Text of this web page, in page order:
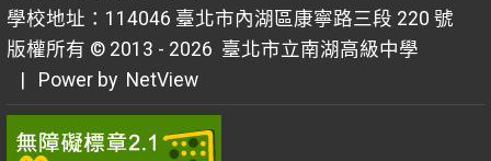
學校地址：114046 臺北市內湖區康寧路三段 220 號
版權所有 © 2013 - 2026 臺北市立南湖高級中學
| Power by NetView